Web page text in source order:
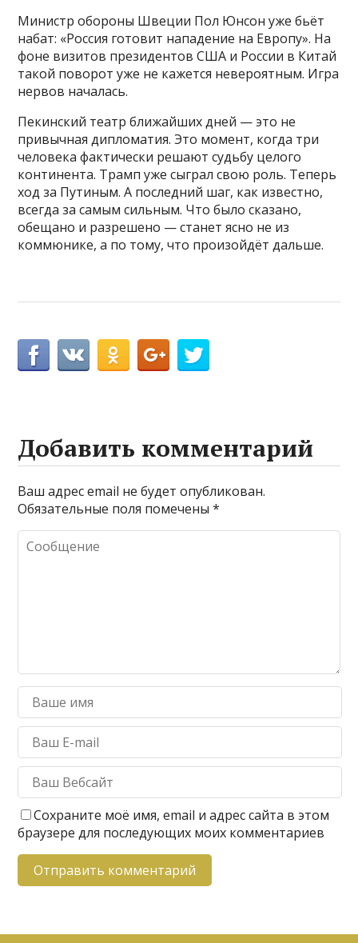
Министр обороны Швеции Пол Юнсон уже бьёт
набат: «Россия готовит нападение на Европу». На
фоне визитов президентов США и России в Китай
такой поворот уже не кажется невероятным. Игра
нервов началась.
Пекинский театр ближайших дней — это не
привычная дипломатия. Это момент, когда три
человека фактически решают судьбу целого
континента. Трамп уже сыграл свою роль. Теперь
ход за Путиным. А последний шаг, как известно,
всегда за самым сильным. Что было сказано,
обещано и разрешено — станет ясно не из
коммюнике, а по тому, что произойдёт дальше.
Добавить комментарий
Ваш адрес email не будет опубликован.
Обязательные поля помечены*
Сохраните моё имя, email и адрес сайта в этом
браузере для последующих моих комментариев